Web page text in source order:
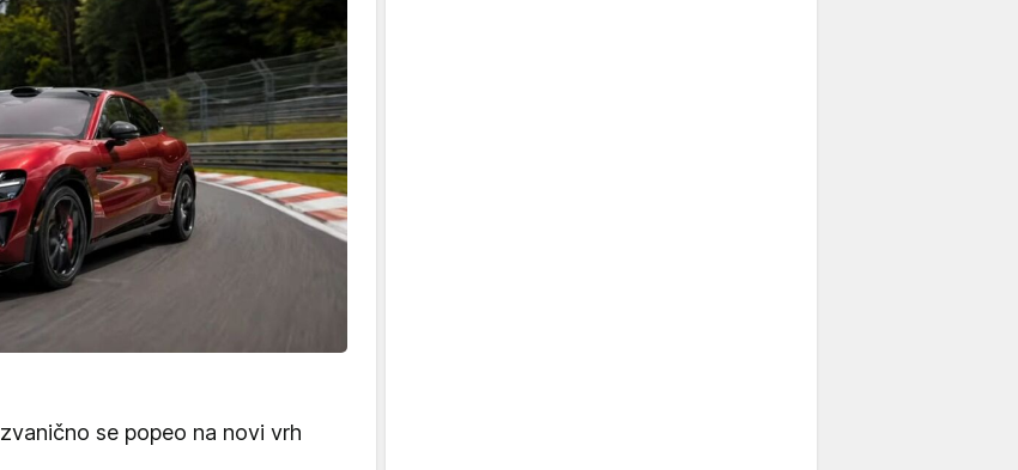
zvanično se popeo na novi vrh